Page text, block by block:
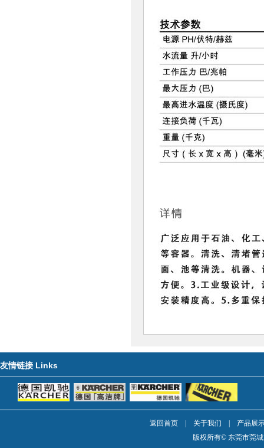
友情链接 Links
返回首页 | 关于我们 | 产品展
版权所有© 东莞市莞